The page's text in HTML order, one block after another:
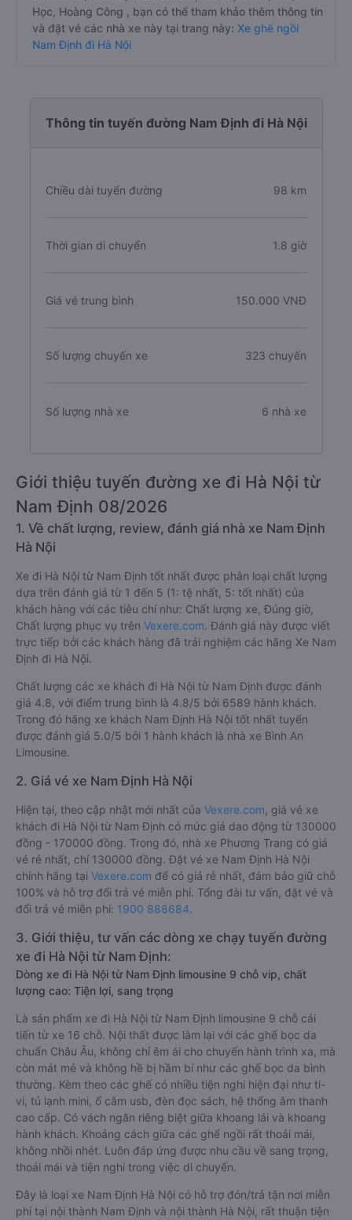
Học, Hoàng Công , bạn có thể tham khảo thêm thông tin
và đặt vé các nhà xe này tại trang này: Xe ghế ngồi
Nam Định đi Hà Nội
Thông tin tuyến đường Nam Định đi Hà Nội
Chiều dài tuyến đường 98 km
Thời gian di chuyển 1.8 giờ
Giá vé trung bình 150.000 VNĐ
Số lượng chuyến xe 323 chuyến
Số lượng nhà xe 6 nhà xe
Giới thiệu tuyến đường xe đi Hà Nội từ
Nam Định 08/2026
1. Về chất lượng, review, đánh giá nhà xe Nam Định
Hà Nội
Xe đi Hà Nội từ Nam Định tốt nhất được phân loại chất lượng
dựa trên đánh giá từ 1 đến 5 (1: tệ nhất, 5: tốt nhất) của
khách hàng với các tiêu chí như: Chất lượng xe, Đúng giờ,
Chất lượng phục vụ trên Vexere.com. Đánh giá này được viết
trực tiếp bởi các khách hàng đã trải nghiệm các hãng Xe Nam
Định đi Hà Nội.
Chất lượng các xe khách đi Hà Nội từ Nam Định được đánh
giá 4.8, với điểm trung bình là 4.8/5 bởi 6589 hành khách.
Trong đó hãng xe khách Nam Định Hà Nội tốt nhất tuyến
được đánh giá 5.0/5 bởi 1 hành khách là nhà xe Bình An
Limousine.
2. Giá vé xe Nam Định Hà Nội
Hiện tại, theo cập nhật mới nhất của Vexere.com , giá vé xe
khách đi Hà Nội từ Nam Định có mức giá dao động từ 130000
đồng - 170000 đồng. Trong đó, nhà xe Phương Trang có giá
vé rẻ nhất, chỉ 130000 đồng. Đặt vé xe Nam Định Hà Nội
chính hãng tại Vexere.com để có giá rẻ nhất, đảm bảo giữ chỗ
100% và hỗ trợ đổi trả vé miễn phí. Tổng đài tư vấn, đặt vé và
đổi trả vé miễn phí: 1900 888684.
3. Giới thiệu, tư vấn các dòng xe chạy tuyến đường
xe đi Hà Nội từ Nam Định:
Dòng xe đi Hà Nội từ Nam Định limousine 9 chỗ vip, chất
lượng cao: Tiện lợi, sang trọng
Là sản phẩm xe đi Hà Nội từ Nam Định limousine 9 chỗ cải
tiến từ xe 16 chỗ. Nội thất được làm lại với các ghế bọc da
chuẩn Châu Âu, không chỉ êm ái cho chuyến hành trình xa, mà
còn mát mẻ và không hề bị hầm bí như các ghế bọc da bình
thường. Kèm theo các ghế có nhiều tiện nghi hiện đại như ti-
vi, tủ lạnh mini, ổ cắm usb, đèn đọc sách, hệ thống âm thanh
cao cấp. Có vách ngăn riêng biệt giữa khoang lái và khoang
hành khách. Khoảng cách giữa các ghế ngồi rất thoải mái,
không nhồi nhét. Luôn đáp ứng được nhu cầu về sang trọng,
thoải mái và tiện nghi trong việc di chuyển.
Đây là loại xe Nam Định Hà Nội có hỗ trợ đón/trả tận nơi miễn
phí tại nội thành Nam Định và nội thành Hà Nội, rất thuận tiện